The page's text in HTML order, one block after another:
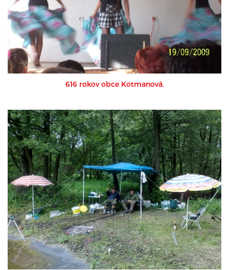
616 rokov obce Kotmanová.